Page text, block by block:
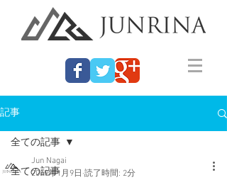
記事
全ての記事
全ての記事
Jun Nagai
2019年1月9日 読了時間: 2分